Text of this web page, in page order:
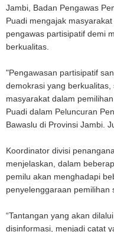
Jambi, Badan Pengawas
Puadi mengajak
pengawas partisipatif demi
berkualitas.
"Pengawasan partisipatif
demokrasi yang
masyarakat dalam
Puadi dalam Peluncuran
Bawaslu di Provinsi Jambi.
Koordinator divisi
menjelaskan, dalam
pemilu akan menghadapi
penyelenggaraan pemilihan
“Tantangan yang akan
disinformasi, menjadi catat